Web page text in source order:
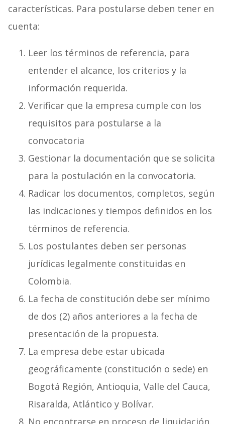
características. Para postularse deben tener en
cuenta:
Leer los términos de referencia, para
entender el alcance, los criterios y la
información requerida.
Verificar que la empresa cumple con los
requisitos para postularse a la
convocatoria
Gestionar la documentación que se solicita
para la postulación en la convocatoria.
Radicar los documentos, completos, según
las indicaciones y tiempos definidos en los
términos de referencia.
Los postulantes deben ser personas
jurídicas legalmente constituidas en
Colombia.
La fecha de constitución debe ser mínimo
de dos (2) años anteriores a la fecha de
presentación de la propuesta.
La empresa debe estar ubicada
geográficamente (constitución o sede) en
Bogotá Región, Antioquia, Valle del Cauca,
Risaralda, Atlántico y Bolívar.